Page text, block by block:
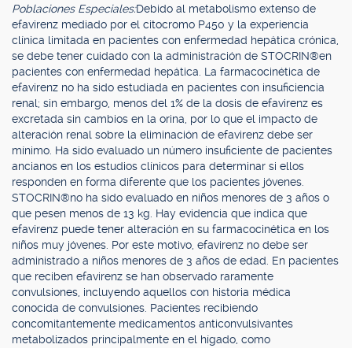
Poblaciones Especiales:Debido al metabolismo extenso de
efavirenz mediado por el citocromo P450 y la experiencia
clínica limitada en pacientes con enfermedad hepática crónica,
se debe tener cuidado con la administración de STOCRIN®en
pacientes con enfermedad hepática. La farmacocinética de
efavirenz no ha sido estudiada en pacientes con insuficiencia
renal; sin embargo, menos del 1% de la dosis de efavirenz es
excretada sin cambios en la orina, por lo que el impacto de
alteración renal sobre la eliminación de efavirenz debe ser
mínimo. Ha sido evaluado un número insuficiente de pacientes
ancianos en los estudios clínicos para determinar si ellos
responden en forma diferente que los pacientes jóvenes.
STOCRIN®no ha sido evaluado en niños menores de 3 años o
que pesen menos de 13 kg. Hay evidencia que indica que
efavirenz puede tener alteración en su farmacocinética en los
niños muy jóvenes. Por este motivo, efavirenz no debe ser
administrado a niños menores de 3 años de edad. En pacientes
que reciben efavirenz se han observado raramente
convulsiones, incluyendo aquellos con historia médica
conocida de convulsiones. Pacientes recibiendo
concomitantemente medicamentos anticonvulsivantes
metabolizados principalmente en el hígado, como